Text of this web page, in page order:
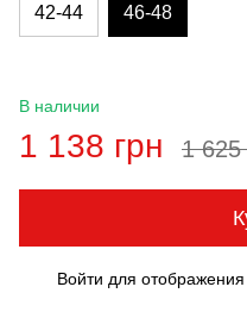
42-44 46-48
В наличии
1 138 грн 1 625
Войти для отображения